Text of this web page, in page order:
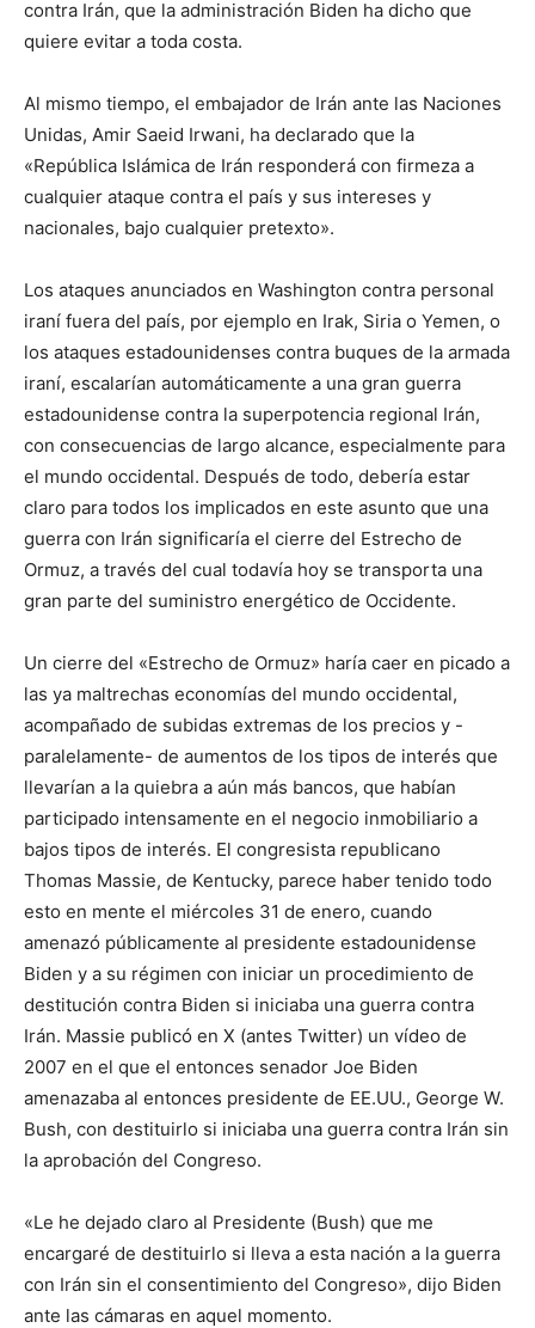
contra Irán, que la administración Biden ha dicho que
quiere evitar a toda costa.
Al mismo tiempo, el embajador de Irán ante las Naciones
Unidas, Amir Saeid Irwani, ha declarado que la
«República Islámica de Irán responderá con firmeza a
cualquier ataque contra el país y sus intereses y
nacionales, bajo cualquier pretexto».
Los ataques anunciados en Washington contra personal
iraní fuera del país, por ejemplo en Irak, Siria o Yemen, o
los ataques estadounidenses contra buques de la armada
iraní, escalarían automáticamente a una gran guerra
estadounidense contra la superpotencia regional Irán,
con consecuencias de largo alcance, especialmente para
el mundo occidental. Después de todo, debería estar
claro para todos los implicados en este asunto que una
guerra con Irán significaría el cierre del Estrecho de
Ormuz, a través del cual todavía hoy se transporta una
gran parte del suministro energético de Occidente.
Un cierre del «Estrecho de Ormuz» haría caer en picado a
las ya maltrechas economías del mundo occidental,
acompañado de subidas extremas de los precios y -
paralelamente- de aumentos de los tipos de interés que
llevarían a la quiebra a aún más bancos, que habían
participado intensamente en el negocio inmobiliario a
bajos tipos de interés. El congresista republicano
Thomas Massie, de Kentucky, parece haber tenido todo
esto en mente el miércoles 31 de enero, cuando
amenazó públicamente al presidente estadounidense
Biden y a su régimen con iniciar un procedimiento de
destitución contra Biden si iniciaba una guerra contra
Irán. Massie publicó en X (antes Twitter) un vídeo de
2007 en el que el entonces senador Joe Biden
amenazaba al entonces presidente de EE.UU., George W.
Bush, con destituirlo si iniciaba una guerra contra Irán sin
la aprobación del Congreso.
«Le he dejado claro al Presidente (Bush) que me
encargaré de destituirlo si lleva a esta nación a la guerra
con Irán sin el consentimiento del Congreso», dijo Biden
ante las cámaras en aquel momento.